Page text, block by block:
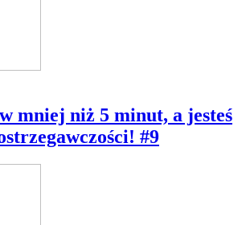
mniej niż 5 minut, a jesteś
#9